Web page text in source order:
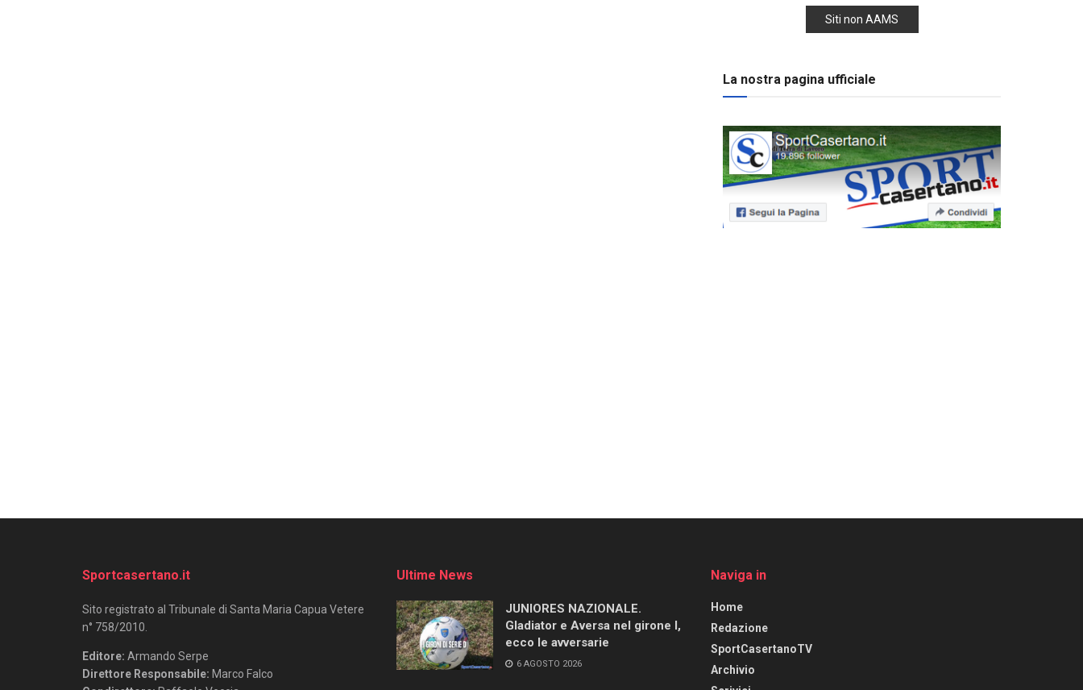
Siti non AAMS
La nostra pagina ufficiale
Sportcasertano.it
Sito registrato al Tribunale di Santa Maria Capua Vetere
n° 758/2010.
Editore: Armando Serpe
Direttore Responsabile: Marco Falco
Ultime News
JUNIORES NAZIONALE.
Gladiator e Aversa nel girone I,
ecco le avversarie
6 AGOSTO 2026
Naviga in
Home
Redazione
SportCasertanoTV
Archivio